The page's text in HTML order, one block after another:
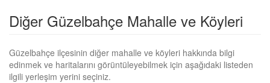
Diğer Güzelbahçe Mahalle ve Köyleri
Güzelbahçe ilçesinin diğer mahalle ve köyleri hakkında bilgi
edinmek ve haritalarını görüntüleyebilmek için aşağıdaki listeden
ilgili yerleşim yerini seçiniz.